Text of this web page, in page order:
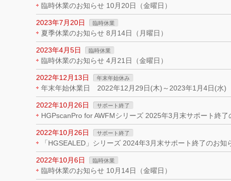
臨時休業のお知らせ 10月20日（金曜日）
2023年7月20日 臨時休業
夏季休業のお知らせ 8月14日（月曜日）
2023年4月5日 臨時休業
臨時休業のお知らせ 4月21日（金曜日）
2022年12月13日 年末年始休み
年末年始休業日 2022年12月29日(木)～2023年1月4日(水)
2022年10月26日 サポート終了
HGPscanPro for AWFMシリーズ 2025年3月末サポート終了
2022年10月26日 サポート終了
「HGSEALED」シリーズ 2024年3月末サポート終了のお知
2022年10月6日 臨時休業
臨時休業のお知らせ 10月14日（金曜日）